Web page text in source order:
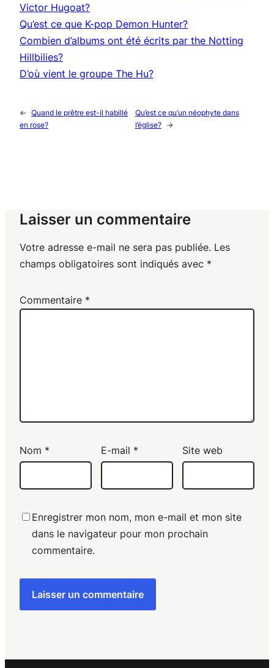
Victor Hugoat?
Qu’est ce que K-pop Demon Hunter?
Combien d’albums ont été écrits par the Notting
Hillbilies?
D’où vient le groupe The Hu?
← Quand le prêtre est-il habillé
en rose?
Qu’est ce qu’un néophyte dans
l’église?
→
Laisser un commentaire
Votre adresse e-mail ne sera pas publiée. Les
champs obligatoires sont indiqués avec *
Commentaire *
Nom * E-mail * Site web
Enregistrer mon nom, mon e-mail et mon site
dans le navigateur pour mon prochain
commentaire.